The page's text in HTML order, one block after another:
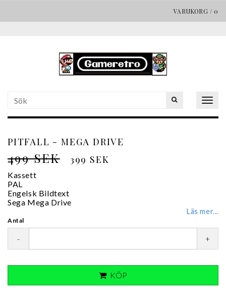
VARUKORG / 0
PITFALL - MEGA DRIVE
499 SEK 399 SEK
Kassett
PAL
Engelsk Bildtext
Sega Mega Drive
Läs mer...
Antal
- +
KÖP